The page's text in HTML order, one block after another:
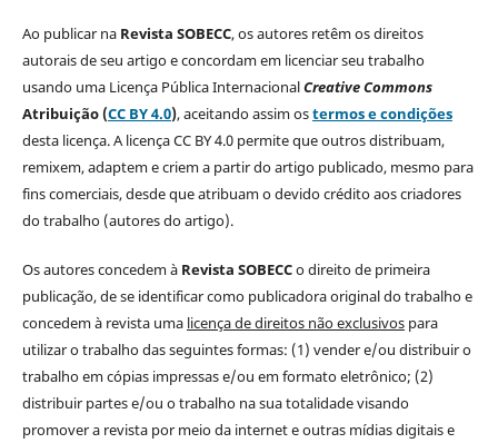
Ao publicar na Revista SOBECC, os autores retêm os direitos
autorais de seu artigo e concordam em licenciar seu trabalho
usando uma Licença Pública InternacionalCreative Commons
Atribuição (CC BY 4.0), aceitando assim ostermos e condições
desta licença. A licença CC BY 4.0 permite que outros distribuam,
remixem, adaptem e criem a partir do artigo publicado, mesmo para
fins comerciais, desde que atribuam o devido crédito aos criadores
do trabalho (autores do artigo).
Os autores concedem à Revista SOBECCo direito de primeira
publicação, de se identificar como publicadora original do trabalho e
concedem à revista uma licença de direitos não exclusivospara
utilizar o trabalho das seguintes formas: (1) vender e/ou distribuir o
trabalho em cópias impressas e/ou em formato eletrônico; (2)
distribuir partes e/ou o trabalho na sua totalidade visando
promover a revista por meio da internet e outras mídias digitais e